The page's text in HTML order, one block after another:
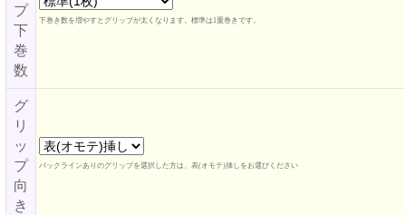
プ
下
巻
数
下巻き数を増やすとグリップが太くなります。標準は1重巻きです。
グ
リ
ッ
プ
向
き
バックラインありのグリップを選択した方は、表(オモテ)挿しをお選びください